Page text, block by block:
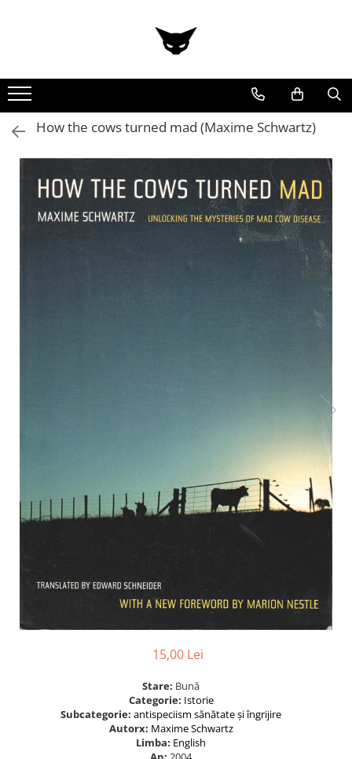
How the cows turned mad (Maxime Schwartz)
15,00 Lei
Stare: Bună
Categorie: Istorie
Subcategorie: antispeciism sănătate și îngrijire
Autorx: Maxime Schwartz
Limba: English